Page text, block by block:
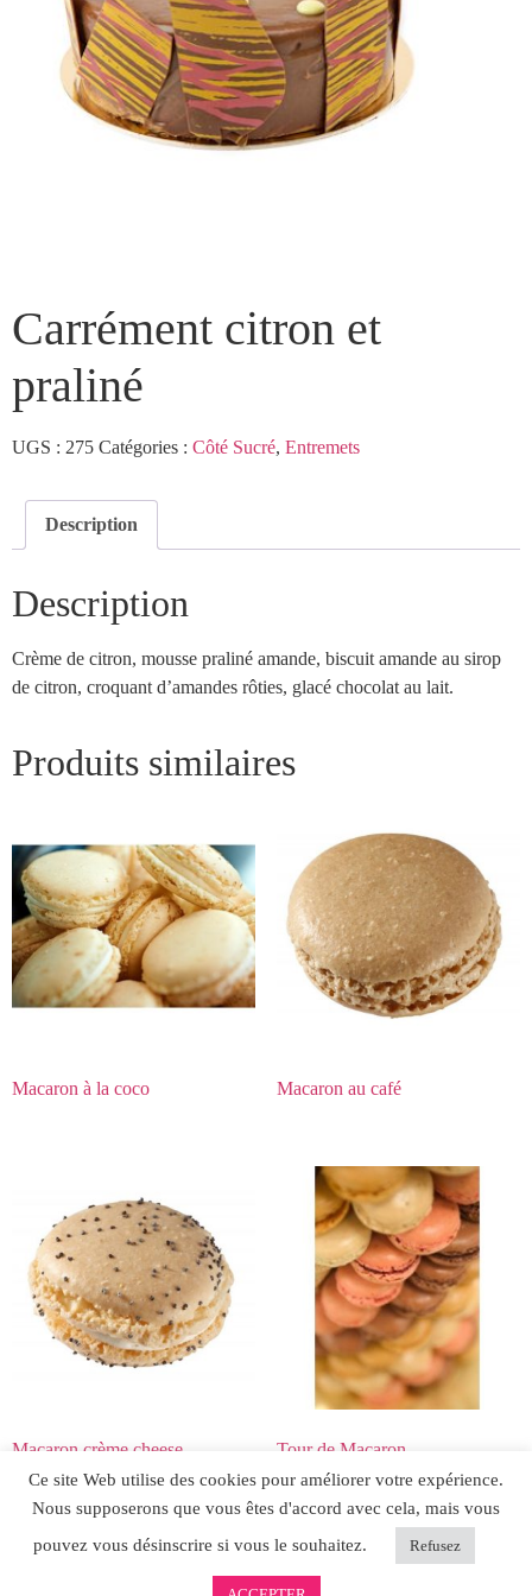
Carrément citron et
praliné
UGS : 275 Catégories : Côté Sucré, Entremets
Description
Description
Crème de citron, mousse praliné amande, biscuit amande au sirop
de citron, croquant d’amandes rôties, glacé chocolat au lait.
Produits similaires
Macaron à la coco Macaron au café
Macaron crème cheese Tour de Macaron
Ce site Web utilise des cookies pour améliorer votre expérience.
Nous supposerons que vous êtes d'accord avec cela, mais vous
pouvez vous désinscrire si vous le souhaitez.
Refusez